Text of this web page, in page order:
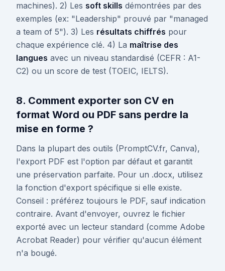
machines). 2) Les soft skills démontrées par des
exemples (ex: "Leadership" prouvé par "managed
a team of 5"). 3) Les résultats chiffrés pour
chaque expérience clé. 4) La maîtrise des
langues avec un niveau standardisé (CEFR : A1-
C2) ou un score de test (TOEIC, IELTS).
8. Comment exporter son CV en
format Word ou PDF sans perdre la
mise en forme ?
Dans la plupart des outils (PromptCV.fr, Canva),
l'export PDF est l'option par défaut et garantit
une préservation parfaite. Pour un .docx, utilisez
la fonction d'export spécifique si elle existe.
Conseil : préférez toujours le PDF, sauf indication
contraire. Avant d'envoyer, ouvrez le fichier
exporté avec un lecteur standard (comme Adobe
Acrobat Reader) pour vérifier qu'aucun élément
n'a bougé.